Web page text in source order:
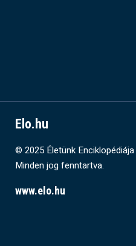
Elo.hu
© 2025 Életünk
Minden jog fenntartva.
www.elo.hu